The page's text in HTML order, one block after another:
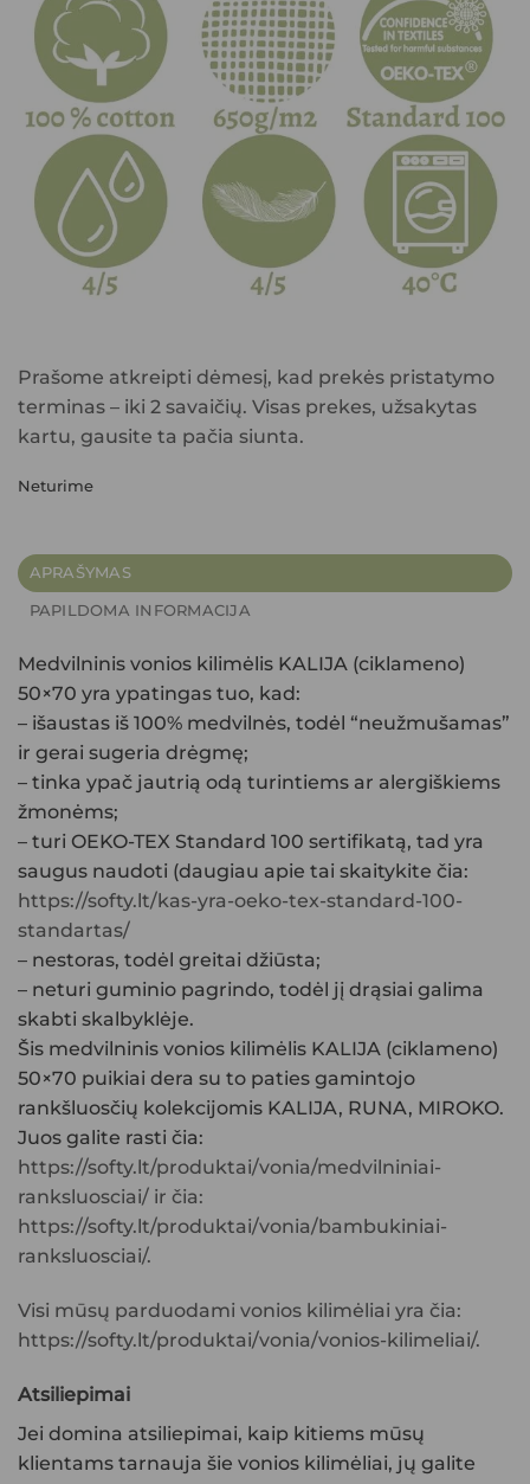
Prašome atkreipti dėmesį, kad prekės pristatymo
terminas – iki 2 savaičių. Visas prekes, užsakytas
kartu, gausite ta pačia siunta.
Neturime
APRAŠYMAS
PAPILDOMA INFORMACIJA
Medvilninis vonios kilimėlis KALIJA (ciklameno)
50×70 yra ypatingas tuo, kad:
– išaustas iš 100% medvilnės, todėl “neužmušamas”
ir gerai sugeria drėgmę;
– tinka ypač jautrią odą turintiems ar alergiškiems
žmonėms;
– turi OEKO-TEX Standard 100 sertifikatą, tad yra
saugus naudoti (daugiau apie tai skaitykite čia:
https://softy.lt/kas-yra-oeko-tex-standard-100-
standartas/
– nestoras, todėl greitai džiūsta;
– neturi guminio pagrindo, todėl jį drąsiai galima
skabti skalbyklėje.
Šis medvilninis vonios kilimėlis KALIJA (ciklameno)
50×70 puikiai dera su to paties gamintojo
rankšluosčių kolekcijomis KALIJA, RUNA, MIROKO.
Juos galite rasti čia:
https://softy.lt/produktai/vonia/medvilniniai-
ranksluosciai/ ir čia:
https://softy.lt/produktai/vonia/bambukiniai-
ranksluosciai/.
Visi mūsų parduodami vonios kilimėliai yra čia:
https://softy.lt/produktai/vonia/vonios-kilimeliai/.
Atsiliepimai
Jei domina atsiliepimai, kaip kitiems mūsų
klientams tarnauja šie vonios kilimėliai, jų galite